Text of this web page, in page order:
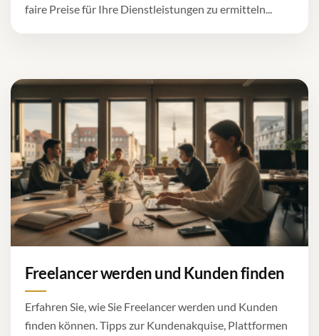
faire Preise für Ihre Dienstleistungen zu ermitteln...
Freelancer werden und Kunden finden
Erfahren Sie, wie Sie Freelancer werden und Kunden
finden können. Tipps zur Kundenakquise, Plattformen